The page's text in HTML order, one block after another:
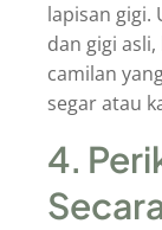
lapisan gigi.
dan gigi
camilan
segar atau
4.